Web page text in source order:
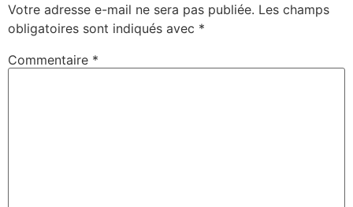
Votre adresse e-mail ne sera pas publiée. Les champs
obligatoires sont indiqués avec *
Commentaire *